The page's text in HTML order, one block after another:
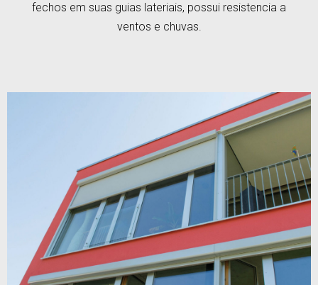
fechos em suas guias lateriais, possui resistencia a
ventos e chuvas.